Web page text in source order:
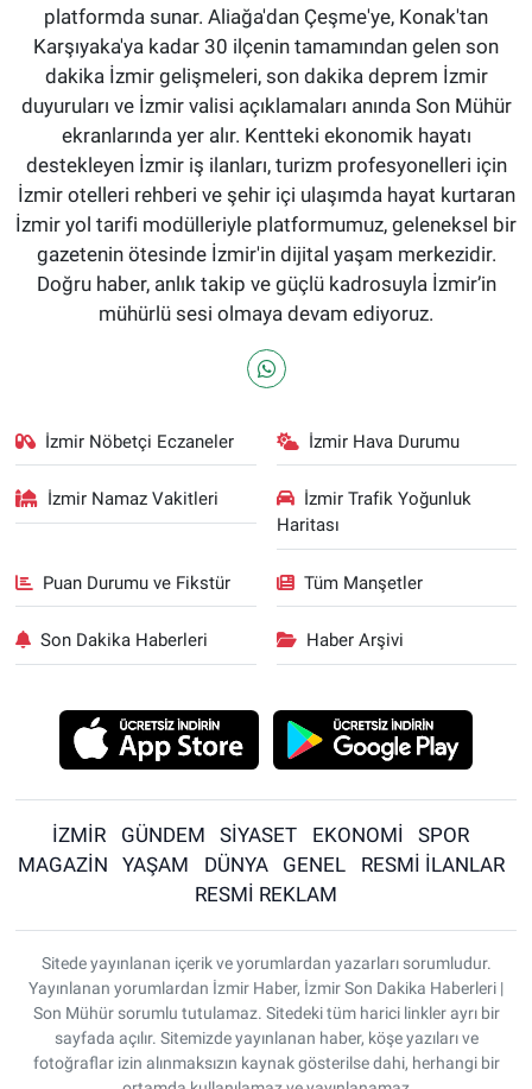
platformda sunar. Aliağa'dan Çeşme'ye, Konak'tan
Karşıyaka'ya kadar 30 ilçenin tamamından gelen son
dakika İzmir gelişmeleri, son dakika deprem İzmir
duyuruları ve İzmir valisi açıklamaları anında Son Mühür
ekranlarında yer alır. Kentteki ekonomik hayatı
destekleyen İzmir iş ilanları, turizm profesyonelleri için
İzmir otelleri rehberi ve şehir içi ulaşımda hayat kurtaran
İzmir yol tarifi modülleriyle platformumuz, geleneksel bir
gazetenin ötesinde İzmir'in dijital yaşam merkezidir.
Doğru haber, anlık takip ve güçlü kadrosuyla İzmir’in
mühürlü sesi olmaya devam ediyoruz.
İzmir Nöbetçi Eczaneler İzmir Hava Durumu
İzmir Namaz Vakitleri
İzmir Trafik Yoğunluk
Haritası
Puan Durumu ve Fikstür Tüm Manşetler
Son Dakika Haberleri Haber Arşivi
İZMİR GÜNDEM SİYASET EKONOMİ
SPOR
MAGAZİN
YAŞAM DÜNYA GENEL
RESMİ İLANLAR
RESMİ REKLAM
Sitede yayınlanan içerik ve yorumlardan yazarları sorumludur.
Yayınlanan yorumlardan İzmir Haber, İzmir Son Dakika Haberleri |
Son Mühür sorumlu tutulamaz. Sitedeki tüm harici linkler ayrı bir
sayfada açılır. Sitemizde yayınlanan haber, köşe yazıları ve
fotoğraflar izin alınmaksızın kaynak gösterilse dahi, herhangi bir